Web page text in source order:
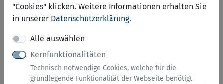
"Cookies" klicken. Weitere Informationen erhalten Sie
in unserer Datenschutzerklärung.
Alle auswählen
Kernfunktionalitäten
Technisch notwendige Cookies, welche für die
grundlegende Funktionalität der Webseite benötigt
Alle Angaben aus dem folgenden Tätigkeitsprofil
werden für die Vermittlung von ehrenamtlichen
Engagement des Bürgerbeauftragten der Stadt
Menden (Sauerland) verwendet.